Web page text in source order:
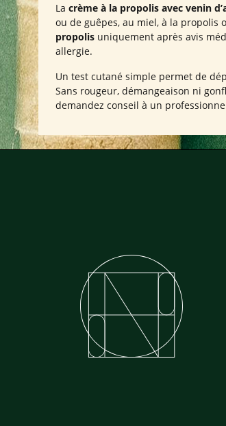
La crème à la propolis avec venin
ou de guêpes, au miel, à la propolis
propolis uniquement après avis
allergie.
Un test cutané simple permet de
Sans rougeur, démangeaison ni
demandez conseil à un